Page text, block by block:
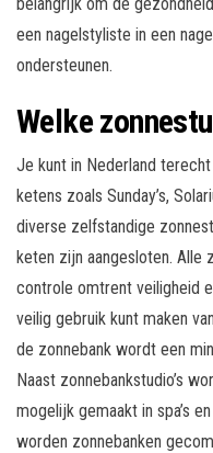
een nagelstyliste in een
ondersteunen.
Welke
Je kunt in Nederland
ketens zoals Sunday’s,
diverse zelfstandige
keten zijn aangesloten. Alle
controle omtrent veiligheid
veilig gebruik kunt maken
de zonnebank wordt een
Naast zonnebankstudio’s
mogelijk gemaakt in spa’s
worden zonnebanken